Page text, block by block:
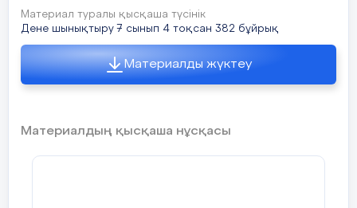
Материал туралы қысқаша түсінік
Дене шынықтыру 7 сынып 4 тоқсан 382 бұйрық
Материалды жүктеу
Материалдың қысқаша нұсқасы